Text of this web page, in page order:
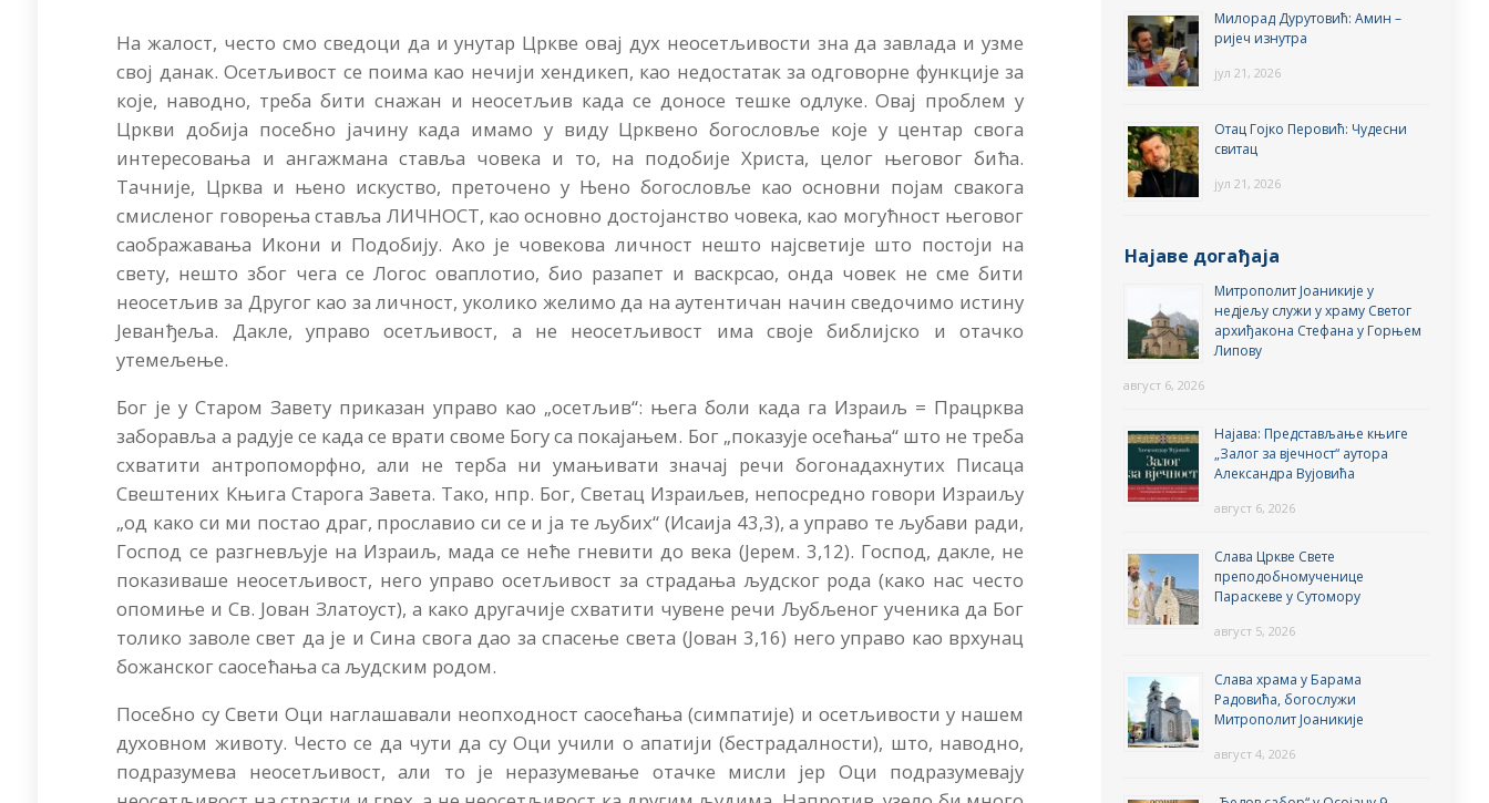
На жалост, често смо сведоци да и унутар Цркве овај дух неосетљивости зна да завлада и узме
свој данак. Осетљивост се поима као нечији хендикеп, као недостатак за одговорне функције за
које, наводно, треба бити снажан и неосетљив када се доносе тешке одлуке. Овај проблем у
Цркви добија посебно јачину када имамо у виду Црквено богословље које у центар свога
интересовања и ангажмана ставља човека и то, на подобије Христа, целог његовог бића.
Тачније, Црква и њено искуство, преточено у Њено богословље као основни појам свакога
смисленог говорења ставља ЛИЧНОСТ, као основно достојанство човека, као могућност његовог
саображавања Икони и Подобију. Ако је човекова личност нешто најсветије што постоји на
свету, нешто због чега се Логос оваплотио, био разапет и васкрсао, онда човек не сме бити
неосетљив за Другог као за личност, уколико желимо да на аутентичан начин сведочимо истину
Јеванђеља. Дакле, управо осетљивост, а не неосетљивост има своје библијско и отачко
утемељење.
Бог је у Старом Завету приказан управо као „осетљив“: њега боли када га Израиљ = Працрква
заборавља а радује се када се врати своме Богу са покајањем. Бог „показује осећања“ што не треба
схватити антропоморфно, али не терба ни умањивати значај речи богонадахнутих Писаца
Свештених Књига Старога Завета. Тако, нпр. Бог, Светац Израиљев, непосредно говори Израиљу
„од како си ми постао драг, прославио си се и ја те љубих“ (Исаија 43,3), а управо те љубави ради,
Господ се разгневљује на Израиљ, мада се неће гневити до века (Јерем. 3,12). Господ, дакле, не
показиваше неосетљивост, него управо осетљивост за страдања људског рода (како нас често
опомиње и Св. Јован Златоуст), а како другачије схватити чувене речи Љубљеног ученика да Бог
толико заволе свет да је и Сина свога дао за спасење света (Јован 3,16) него управо као врхунац
божанског саосећања са људским родом.
Посебно су Свети Оци наглашавали неопходност саосећања (симпатије) и осетљивости у нашем
духовном животу. Често се да чути да су Оци учили о апатији (бестрадалности), што, наводно,
подразумева неосетљивост, али то је неразумевање отачке мисли јер Оци подразумевају
Милорад Дурутовић: Амин –
ријеч изнутра
јул 21, 2026
Отац Гојко Перовић: Чудесни
свитац
јул 21, 2026
Најаве догађаја
Митрополит Јоаникије у
недјељу служи у храму Светог
архиђакона Стефана у Горњем
Липову
август 6, 2026
Најава: Представљање књиге
„Залог за вјечност“ аутора
Александра Вујовића
август 6, 2026
Слава Цркве Свете
преподобномученице
Параскеве у Сутомору
август 5, 2026
Слава храма у Барама
Радовића, богослужи
Митрополит Јоаникије
август 4, 2026